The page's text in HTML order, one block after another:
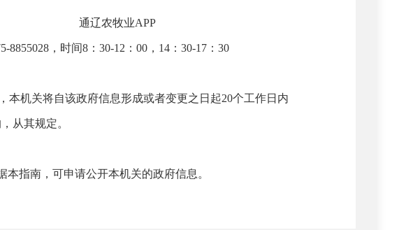
通辽农牧业APP
8855028，时间8： 30-12 ： 00， 14： 30-17： 30
本机关将自该政府信息形成或者变更之日起20个工作日内
从其规定。
本指南，可申请公开本机关的政府信息。